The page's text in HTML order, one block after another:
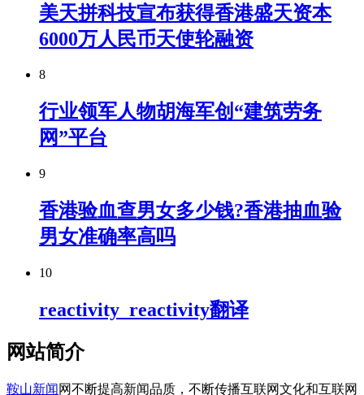
美天拼科技宣布获得香港盛天资本
6000万人民币天使轮融资
8
行业领军人物胡海军创“建筑劳务
网”平台
9
香港验血查男女多少钱?香港抽血验
男女准确率高吗
10
reactivity_reactivity翻译
网站简介
鞍山新闻 网不断提高新闻品质，不断传播互联网文化和互联网